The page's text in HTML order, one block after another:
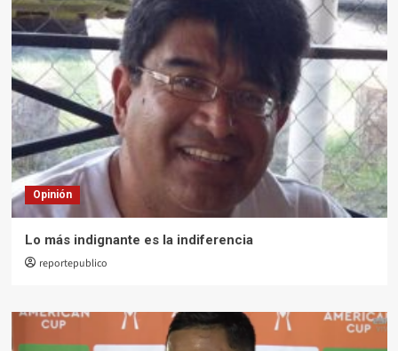
Opinión
Lo más indignante es la indiferencia
reportepublico